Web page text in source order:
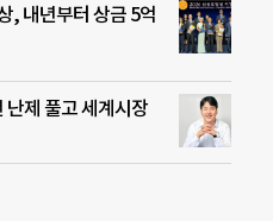
, 내년부터 상금 5억
난제 풀고 세계시장